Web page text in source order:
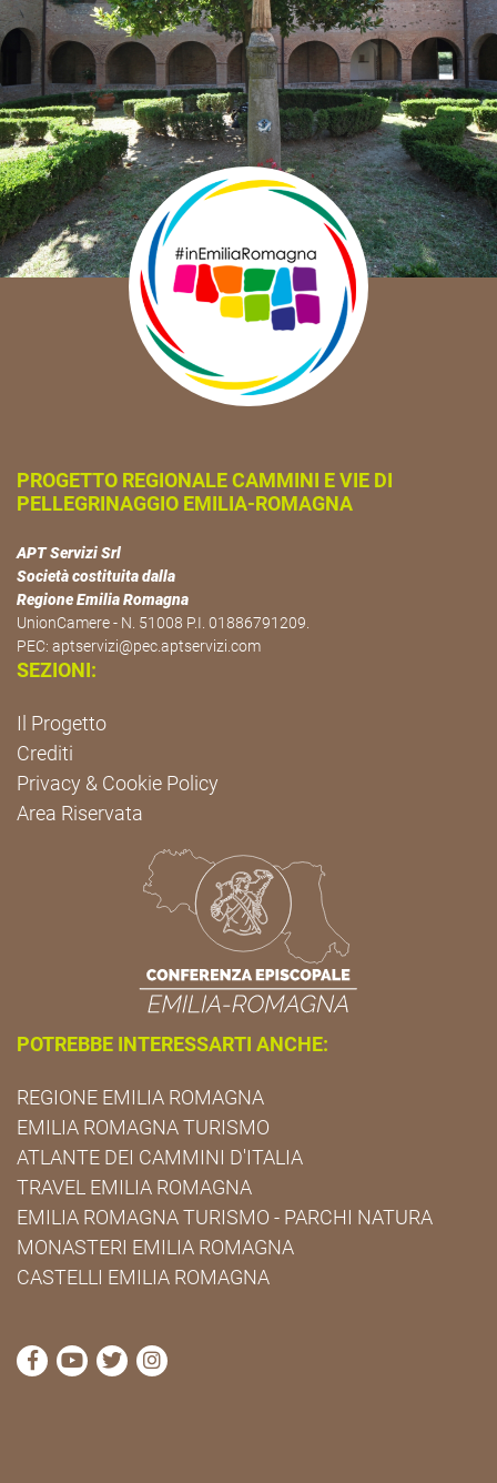
PROGETTO REGIONALE CAMMINI E VIE DI
PELLEGRINAGGIO EMILIA-ROMAGNA
APT Servizi Srl
Società costituita dalla
Regione Emilia Romagna
UnionCamere - N. 51008 P.I. 01886791209.
PEC: aptservizi@pec.aptservizi.com
SEZIONI:
Il Progetto
Crediti
Privacy & Cookie Policy
Area Riservata
POTREBBE INTERESSARTI ANCHE:
REGIONE EMILIA ROMAGNA
EMILIA ROMAGNA TURISMO
ATLANTE DEI CAMMINI D'ITALIA
TRAVEL EMILIA ROMAGNA
EMILIA ROMAGNA TURISMO - PARCHI NATURA
MONASTERI EMILIA ROMAGNA
CASTELLI EMILIA ROMAGNA
visita la pagina Facebook di Cammini Emilia-
visita la pagina YouTube di Cammini Emilia-
visita la pagina Twitter di Cammini Emilia-
visita la pagina Instagram di Cammini